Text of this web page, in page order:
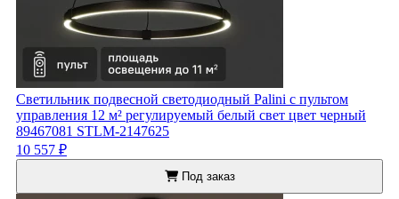
Светильник подвесной светодиодный Palini с пультом
управления 12 м² регулируемый белый свет цвет черный
89467081 STLM-2147625
10 557 ₽
Под заказ